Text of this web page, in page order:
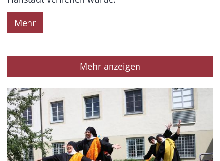
Mehr
Mehr anzeigen